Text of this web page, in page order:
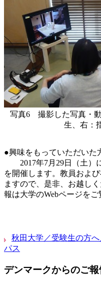
写真6 撮影した写真・
生、右：
●興味をもっていただいた
2017年7月29日（土）
を開催します。教員およ
ますので、是非、お越し
報は大学のWebページをご
秋田大学／受験生の方
パス
デンマークからのご報